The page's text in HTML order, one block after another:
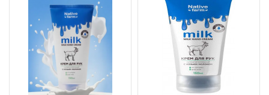
Средства Для
Посудомоечных
Машин
Средства